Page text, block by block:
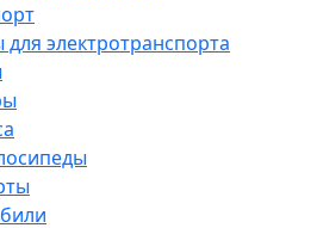
для электротранспорта